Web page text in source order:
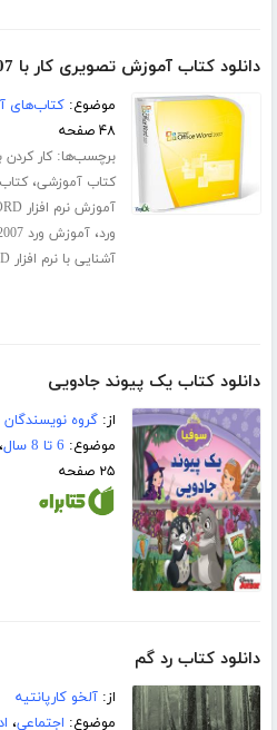
دانلود کتاب آموزش تصویری کار با Word 2007
موضوع:کتاب‌های
۴۸ صفحه
برچسب‌ها:کار کردن
کتاب آموزشی،
آموزش نرم افزار WORD
ورد،آموزش ورد 2007
آشنایی با نرم افزار WORD
دانلود کتاب یک پیوند جادویی
از:گروه نویسندگان
موضوع: 6 تا 8 سال ،
۲۵ صفحه
دانلود کتاب رد گم
از:آلخو کارپانتیه
موضوع: اجتماعی،